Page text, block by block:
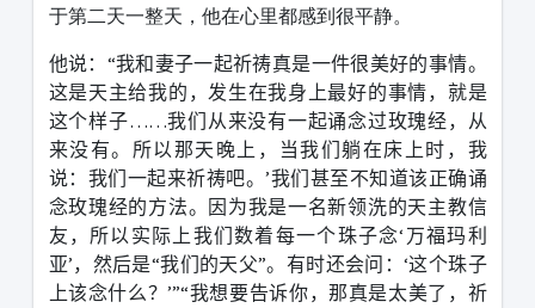
于第二天一整天，他在心里都感到很平静。
他说：“我和妻子一起祈祷真是一件很美好的事情。
这是天主给我的，发生在我身上最好的事情，就是
这个样子……我们从来没有一起诵念过玫瑰经，从
来没有。所以那天晚上，当我们躺在床上时，我
说：我们一起来祈祷吧。’我们甚至不知道该正确诵
念玫瑰经的方法。因为我是一名新领洗的天主教信
友，所以实际上我们数着每一个珠子念‘万福玛利
亚’，然后是“我们的天父”。有时还会问：‘这个珠子
上该念什么？’”“我想要告诉你，那真是太美了，祈